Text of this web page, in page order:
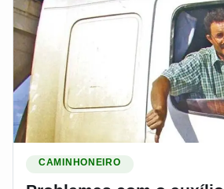
CAMINHONEIRO